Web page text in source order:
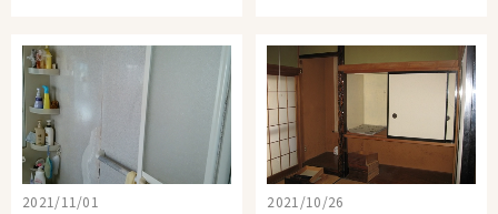
2021/11/01 2021/10/26